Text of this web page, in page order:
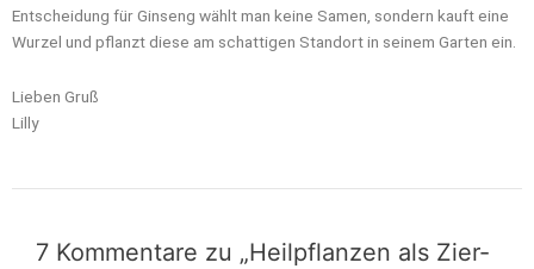
Entscheidung für Ginseng wählt man keine Samen, sondern kauft eine
Wurzel und pflanzt diese am schattigen Standort in seinem Garten ein.
Lieben Gruß
Lilly
7 Kommentare zu „Heilpflanzen als Zier-